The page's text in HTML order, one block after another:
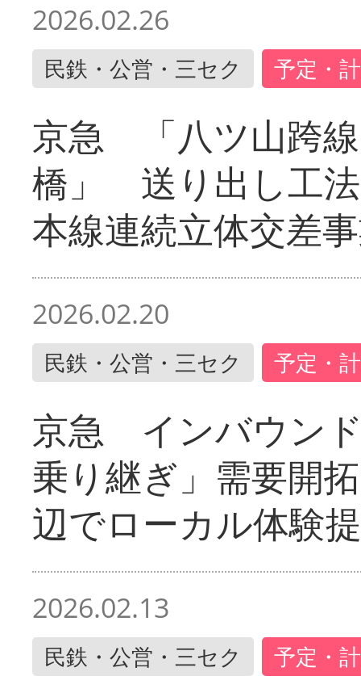
2026.02.26
民鉄・公営・三セク 予定・
京急 「八ツ山跨
橋」 送り出し工
本線連続立体交差
2026.02.20
民鉄・公営・三セク 予定・
京急 インバウン
乗り継ぎ」需要開
辺でローカル体験
2026.02.13
民鉄・公営・三セク 予定・